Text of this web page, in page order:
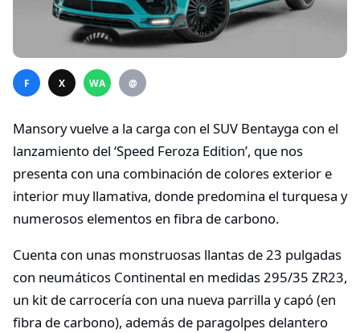
F X WA @
Mansory vuelve a la carga con el SUV Bentayga con el
lanzamiento del ‘Speed Feroza Edition’, que nos
presenta con una combinación de colores exterior e
interior muy llamativa, donde predomina el turquesa y
numerosos elementos en fibra de carbono.
Cuenta con unas monstruosas llantas de 23 pulgadas
con neumáticos Continental en medidas 295/35 ZR23,
un kit de carrocería con una nueva parrilla y capó (en
fibra de carbono), además de paragolpes delantero